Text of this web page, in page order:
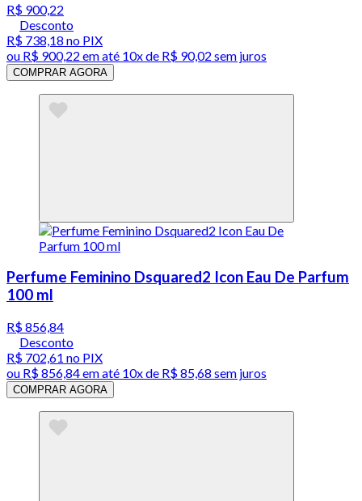
R$ 900,22
Desconto
R$ 738,18 no PIX
ou R$ 900,22 em até 10x de R$ 90,02 sem juros
COMPRAR AGORA
Perfume Feminino Dsquared2 Icon Eau De Parfum
100 ml
R$ 856,84
Desconto
R$ 702,61 no PIX
ou R$ 856,84em até 10x de R$ 85,68 sem juros
COMPRAR AGORA